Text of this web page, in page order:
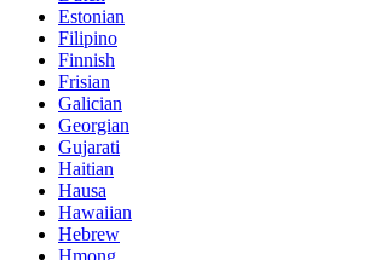
Estonian
Filipino
Finnish
Frisian
Galician
Georgian
Gujarati
Haitian
Hausa
Hawaiian
Hebrew
Hmong